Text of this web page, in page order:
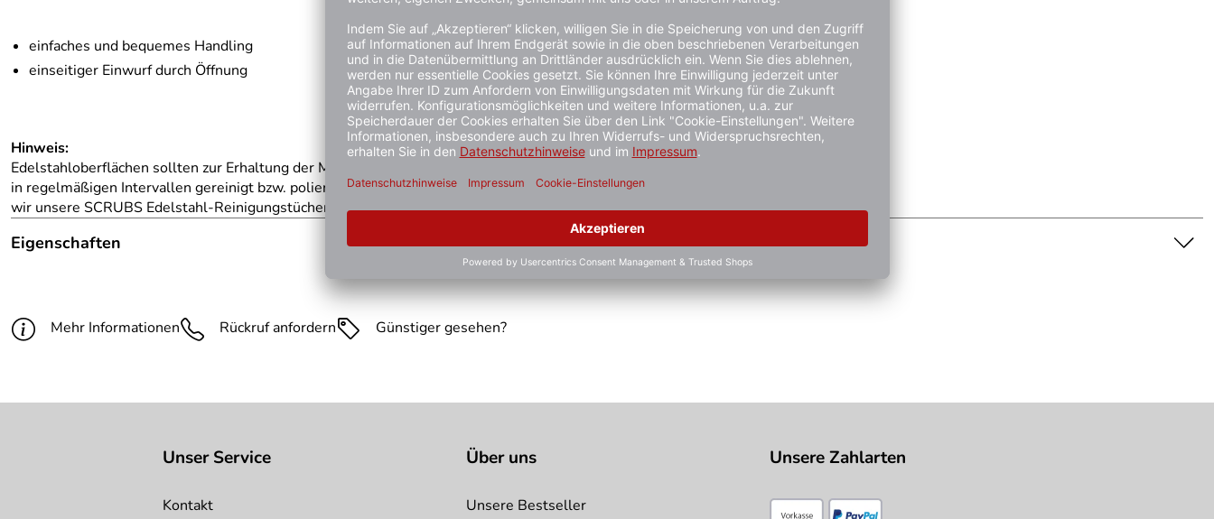
einfaches und bequemes Handling
einseitiger Einwurf durch Öffnung
Hinweis:
Edelstahloberflächen sollten zur Erhaltung der Materialerscheinung
in regelmäßigen Intervallen gereinigt bzw. poliert werden. Hierzu empfehlen
wir unsere SCRUBS Edelstahl-Reinigungstücher (Art. 15844 oder 15850 - siehe Zubehör).
Eigenschaften
Die abgebildete Ware ist beispielhaft zu verstehen und stellt keine verbindliche Produkteigenschaft dar. Bitte beachten Sie die Textbeschreibung.
Gesamthöhe:
610 mm
Abfallbehälter Volumen:
17 l
Mehr Informationen Rückruf anfordern Günstiger gesehen?
Unser Service
Kontakt
Über uns
Unsere Bestseller
Unsere Zahlarten